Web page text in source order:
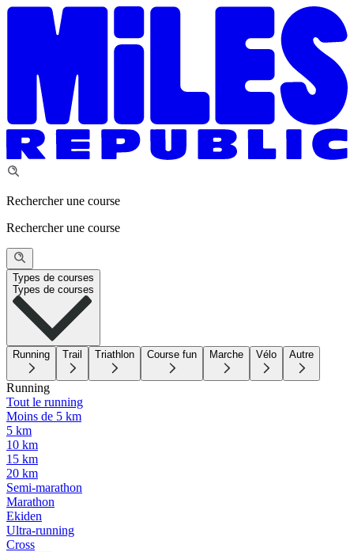
Rechercher une course
Rechercher une course
Types de courses
Types de courses
Running Trail Triathlon Course fun Marche Vélo Autre
Running
Tout le running
Moins de 5 km
5 km
10 km
15 km
20 km
Semi-marathon
Marathon
Ekiden
Ultra-running
Cross